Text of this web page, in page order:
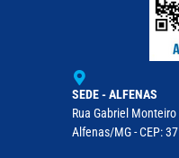
SEDE - ALFENAS
Rua Gabriel
Alfenas/MG - CEP: